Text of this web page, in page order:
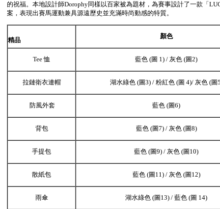
的祝福。本地設計師Dorophy同樣以百家被為題材，為賽事設計了一款「
案，表現出賽馬運動兼具源遠歷史並充滿時尚動感的特質。
精品
顏色
Tee 恤 藍色 (圖 1) / 灰色 (圖2)
拉鏈衛衣連帽 湖水綠色 (圖3) / 粉紅色 (圖 4)/ 灰色 (圖
防風外套 藍色 (圖6)
背包 藍色 (圖7) / 灰色 (圖8)
手提包 藍色 (圖9) / 灰色 (圖10)
散紙包 藍色 (圖11) / 灰色 (圖12)
雨傘 湖水綠色 (圖13) / 藍色 (圖 14)